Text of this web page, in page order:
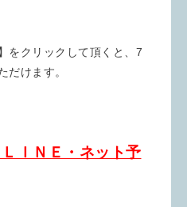
をクリックして頂くと、7
だけます。
ＩＮＥ・ネット予